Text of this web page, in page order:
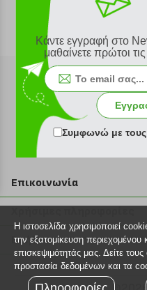
Εγγραφή
Επικοινωνία
211 2000 700
info@plus4u.gr
Η εταιρία
Σημεία παραλαβής
Ευκαιρίες καριέρας
Βοήθεια
Εξέλιξη παραγγελίας
Τρόποι παραγγελίας
Κάντε εγγραφή στο
μαθαίνετε πρώτοι
Συμφωνώ με
Η ιστοσελίδα χρησιμοποιεί
την εξατομίκευση
επισκεψιμότητάς μας. Δείτε
προστασία δεδομένων και τα